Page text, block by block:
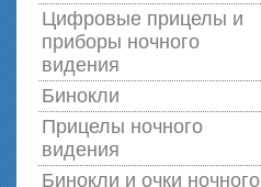
Цифровые прицелы и
приборы ночного
видения
Бинокли
Прицелы ночного
видения
Бинокли и очки ночного